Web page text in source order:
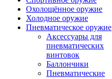
Охолощённое оружие
Холодное оружие
Пневматическое оружие
Аксессуары для
пневматических
винтовок
Баллончики
Пневматические